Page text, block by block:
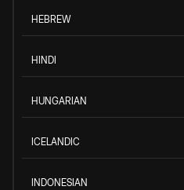
HEBREW
HINDI
HUNGARIAN
ICELANDIC
INDONESIAN